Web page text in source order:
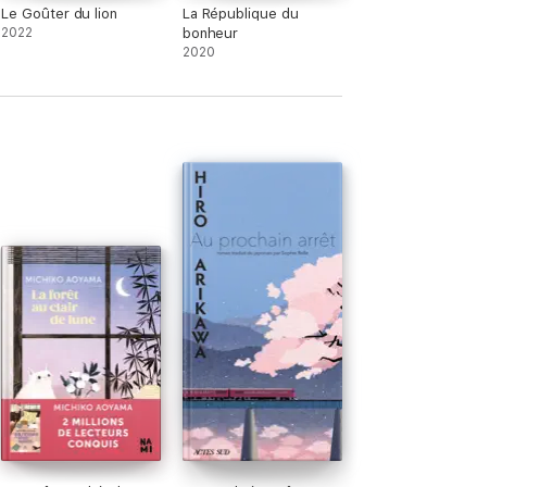
Le Goûter du lion
2022
La République du
bonheur
2020